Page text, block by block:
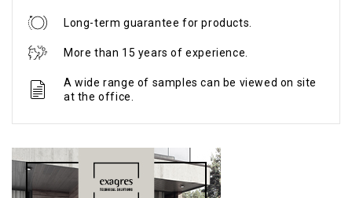
Long-term guarantee for products.
More than 15 years of experience.
A wide range of samples can be viewed on site
at the office.